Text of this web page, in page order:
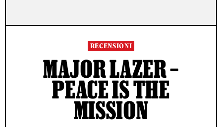
RECENSIONI
MAJOR LAZER –
PEACE IS THE
MISSION